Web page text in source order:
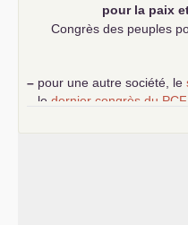
pour la paix
Congrès des peuples
– pour une autre société, le
le dernier congrès du PCF